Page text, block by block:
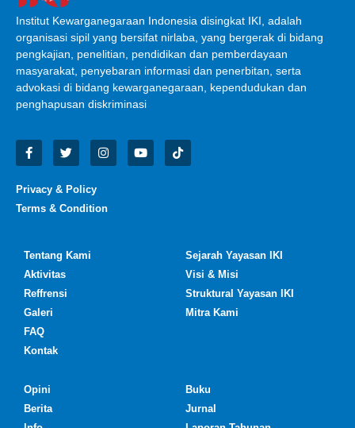
Institut Kewarganegaraan Indonesia disingkat IKI, adalah
organisasi sipil yang bersifat nirlaba, yang bergerak di bidang
pengkajian, penelitian, pendidikan dan pemberdayaan
masyarakat, penyebaran informasi dan penerbitan, serta
advokasi di bidang kewarganegaraan, kependudukan dan
penghapusan diskriminasi
Privacy & Policy
Terms & Condition
Tentang Kami
Aktivitas
Reffrensi
Galeri
FAQ
Kontak
Sejarah Yayasan IKI
Visi & Misi
Struktural Yayasan IKI
Mitra Kami
Opini
Berita
Buku
Jurnal